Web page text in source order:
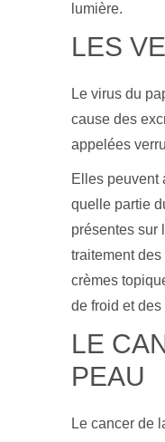
lumière.
LES
Le virus du
cause des
appelées
Elles peuvent
quelle partie
présentes sur
traitement
crèmes
de froid et des
LE
PEAU
Le cancer de